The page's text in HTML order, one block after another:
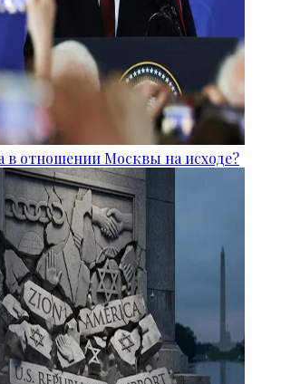
в отношении Москвы на исходе?